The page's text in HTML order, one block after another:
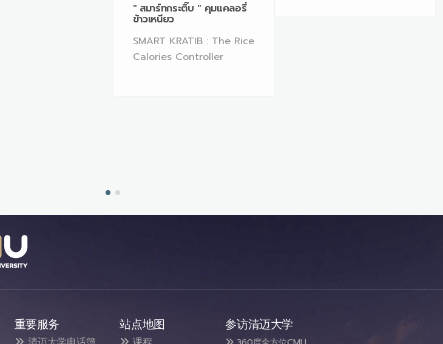
" สมาร์ทกระติ๊บ " คุมแคลอรี่
ข้าวเหนียว
SMART KRATIB : The Rice
Calories Controller
重要服务 站点地图 参访清迈大学